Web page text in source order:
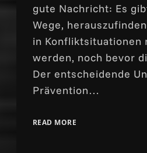
gute Nachricht: Es
Wege,
in Konfliktsituationen
werden, noch bevor
Der entscheidende
Prävention…
READ MORE